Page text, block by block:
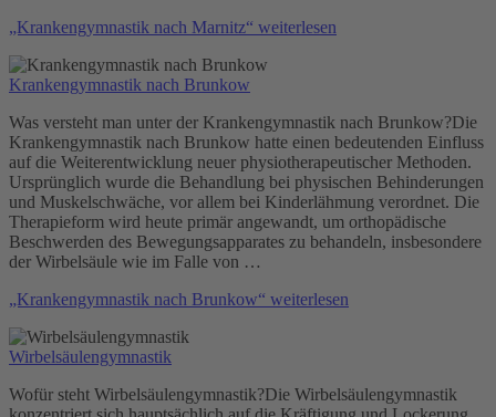
„Krankengymnastik nach Marnitz“ weiterlesen
Krankengymnastik nach Brunkow
Was versteht man unter der Krankengymnastik nach Brunkow?Die
Krankengymnastik nach Brunkow hatte einen bedeutenden Einfluss
auf die Weiterentwicklung neuer physiotherapeutischer Methoden.
Ursprünglich wurde die Behandlung bei physischen Behinderungen
und Muskelschwäche, vor allem bei Kinderlähmung verordnet. Die
Therapieform wird heute primär angewandt, um orthopädische
Beschwerden des Bewegungsapparates zu behandeln, insbesondere
der Wirbelsäule wie im Falle von …
„Krankengymnastik nach Brunkow“ weiterlesen
Wirbelsäulengymnastik
Wofür steht Wirbelsäulengymnastik?Die Wirbelsäulengymnastik